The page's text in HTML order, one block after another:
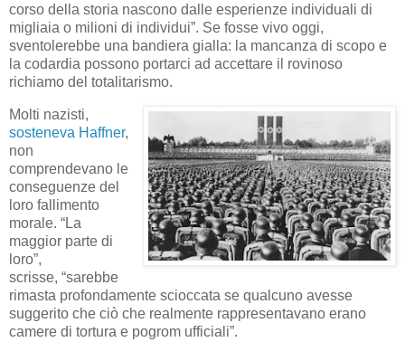
corso della storia nascono dalle esperienze individuali di
migliaia o milioni di individui”. Se fosse vivo oggi,
sventolerebbe una bandiera gialla: la mancanza di scopo e
la codardia possono portarci ad accettare il rovinoso
richiamo del totalitarismo.
Molti nazisti,
sosteneva Haffner,
non
comprendevano le
conseguenze del
loro fallimento
morale. “La
maggior parte di
loro”,
scrisse, “sarebbe
rimasta profondamente scioccata se qualcuno avesse
suggerito che ciò che realmente rappresentavano erano
camere di tortura e pogrom ufficiali”.